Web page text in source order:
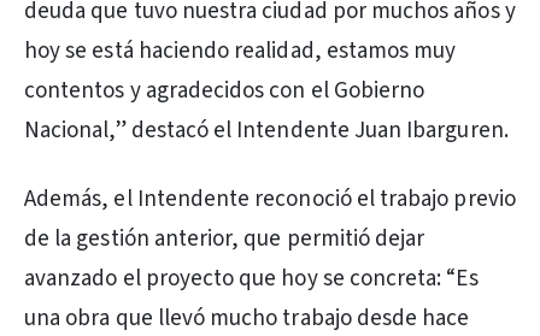
deuda que tuvo nuestra ciudad por muchos años y
hoy se está haciendo realidad, estamos muy
contentos y agradecidos con el Gobierno
Nacional,” destacó el Intendente Juan Ibarguren.
Además, el Intendente reconoció el trabajo previo
de la gestión anterior, que permitió dejar
avanzado el proyecto que hoy se concreta: “Es
una obra que llevó mucho trabajo desde hace